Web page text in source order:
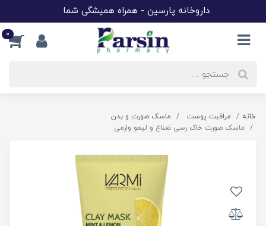
داروخانه پارسین - همراه همیشگی شما
0
خانه مراقبت پوست
ماسک صورت و بدن
ماسک صورت خاک رسی نعناع و لیمو وارمی